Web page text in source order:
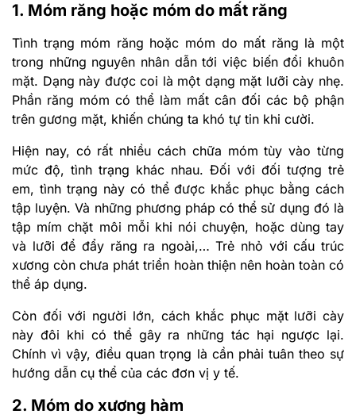
1. Móm răng hoặc móm do mất răng
Tình trạng móm răng hoặc móm do mất răng là một
trong những nguyên nhân dẫn tới việc biến đổi khuôn
mặt. Dạng này được coi là một dạng mặt lưỡi cày nhẹ.
Phần răng móm có thể làm mất cân đối các bộ phận
trên gương mặt, khiến chúng ta khó tự tin khi cười.
Hiện nay, có rất nhiều cách chữa móm tùy vào từng
mức độ, tình trạng khác nhau. Đối với đối tượng trẻ
em, tình trạng này có thể được khắc phục bằng cách
tập luyện. Và những phương pháp có thể sử dụng đó là
tập mím chặt môi mỗi khi nói chuyện, hoặc dùng tay
và lưỡi để đẩy răng ra ngoài,… Trẻ nhỏ với cấu trúc
xương còn chưa phát triển hoàn thiện nên hoàn toàn có
thể áp dụng.
Còn đối với người lớn, cách khắc phục mặt lưỡi cày
này đôi khi có thể gây ra những tác hại ngược lại.
Chính vì vậy, điều quan trọng là cần phải tuân theo sự
hướng dẫn cụ thể của các đơn vị y tế.
2. Móm do xương hàm